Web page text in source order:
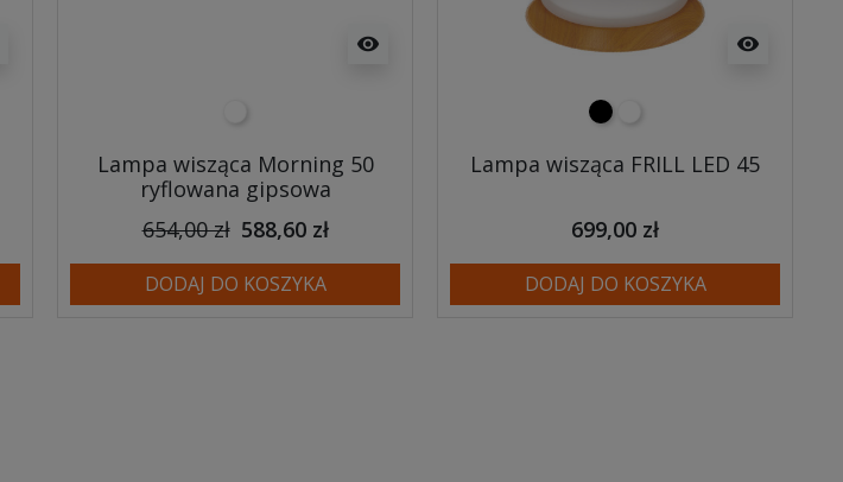
visibility
Lampa wisząca Morning 50
ryflowana gipsowa
654,00 zł 588,60 zł
DODAJ DO KOSZYKA
visibility
czarny
Lampa wisząca FRILL LED 45
699,00 zł
DODAJ DO KOSZYKA